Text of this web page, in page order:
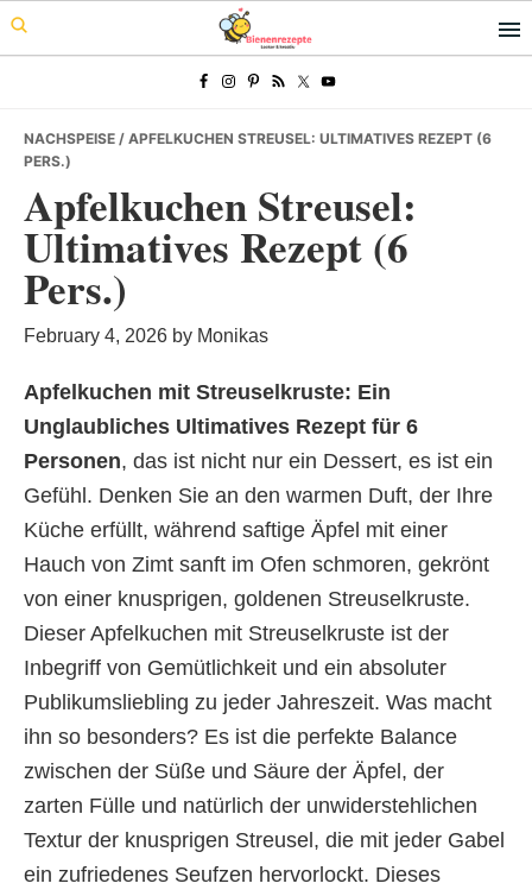
Skip
to
Skip
to
Skip
to
NACHSPEISE / APFELKUCHEN STREUSEL: ULTIMATIVES REZEPT (6
PERS.)
Apfelkuchen Streusel:
Ultimatives Rezept (6
Pers.)
February 4, 2026 by Monikas
Apfelkuchen mit Streuselkruste: Ein
Unglaubliches Ultimatives Rezept für 6
Personen, das ist nicht nur ein Dessert, es ist ein
Gefühl. Denken Sie an den warmen Duft, der Ihre
Küche erfüllt, während saftige Äpfel mit einer
Hauch von Zimt sanft im Ofen schmoren, gekrönt
von einer knusprigen, goldenen Streuselkruste.
Dieser Apfelkuchen mit Streuselkruste ist der
Inbegriff von Gemütlichkeit und ein absoluter
Publikumsliebling zu jeder Jahreszeit. Was macht
ihn so besonders? Es ist die perfekte Balance
zwischen der Süße und Säure der Äpfel, der
zarten Fülle und natürlich der unwiderstehlichen
Textur der knusprigen Streusel, die mit jeder Gabel
ein zufriedenes Seufzen hervorlockt. Dieses